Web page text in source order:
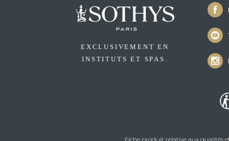
EXCLUSIVEMENT EN
INSTITUTS ET SPAS.
Fiche produit relative aux qualités